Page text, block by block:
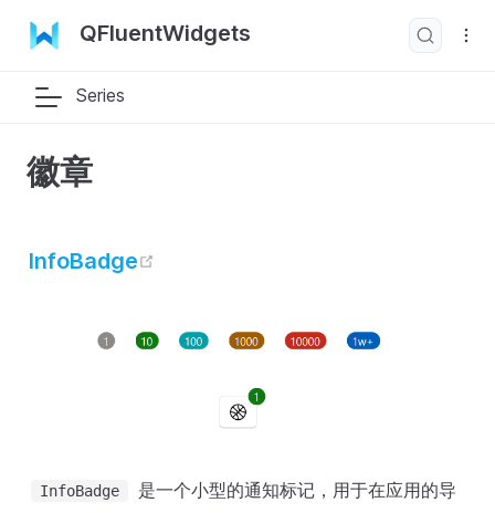
QFluentWidgets
Series
徽章
InfoBadge
InfoBadge
是一个小型的通知标记，用于在应用的导